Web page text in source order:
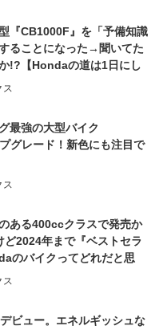
『CB1000F』を「予備知識
ることになった→聞いてた
!?【Hondaの道は1日にし
①第一印象 編】
ス
最強の大型バイク
グレード！新色にも注目で
ス
ある400ccクラスで発売か
2024年まで『ベストセラ
のバイクってどれだと思
ス
ビュー。エネルギッシュな